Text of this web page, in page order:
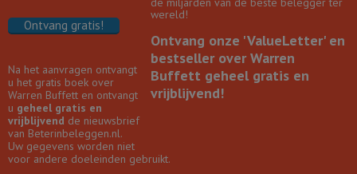
wereld!
Ontvang onze 'ValueLetter' en
bestseller over Warren
Buffett geheel gratis en
vrijblijvend!
Ontvang gratis!
Na het aanvragen ontvangt
u het gratis boek over
Warren Buffett en ontvangt
u geheel gratis en
vrijblijvend de nieuwsbrief
van Beterinbeleggen.nl.
Uw gegevens worden niet
voor andere doeleinden gebruikt.